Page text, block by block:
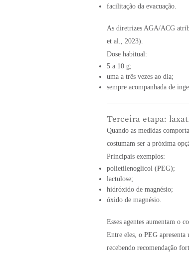
facilitação da evacuação.
As diretrizes AGA/ACG
et al., 2023).
Dose habitual:
5 a 10 g;
uma a três vezes ao dia;
sempre acompanhada de
Terceira etapa:
Quando as medidas
costumam ser a próxima
Principais exemplos:
polietilenoglicol (PEG);
lactulose;
hidróxido de magnésio;
óxido de magnésio.
Esses agentes aumentam o
Entre eles, o PEG apresenta
recebendo recomendação